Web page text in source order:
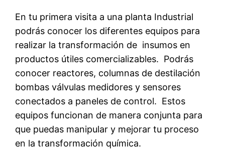
En tu primera visita a una planta Industrial
podrás conocer los diferentes equipos para
realizar la transformación de insumos en
productos útiles comercializables. Podrás
conocer reactores, columnas de destilación
bombas válvulas medidores y sensores
conectados a paneles de control. Estos
equipos funcionan de manera conjunta para
que puedas manipular y mejorar tu proceso
en la transformación química.